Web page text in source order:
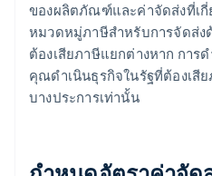
ของผลิตภัณฑ์และค่าจัดส่งที่เ
หมวดหมู่ภาษีสําหรับการจัดส่ง
ต้องเสียภาษีแยกต่างหาก การ
คุณดําเนินธุรกิจในรัฐที่ต้องเสี
บางประการเท่านั้น